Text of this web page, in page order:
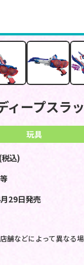
ィープスラ
玩具
込)
月29日発売
舗などによって異なる